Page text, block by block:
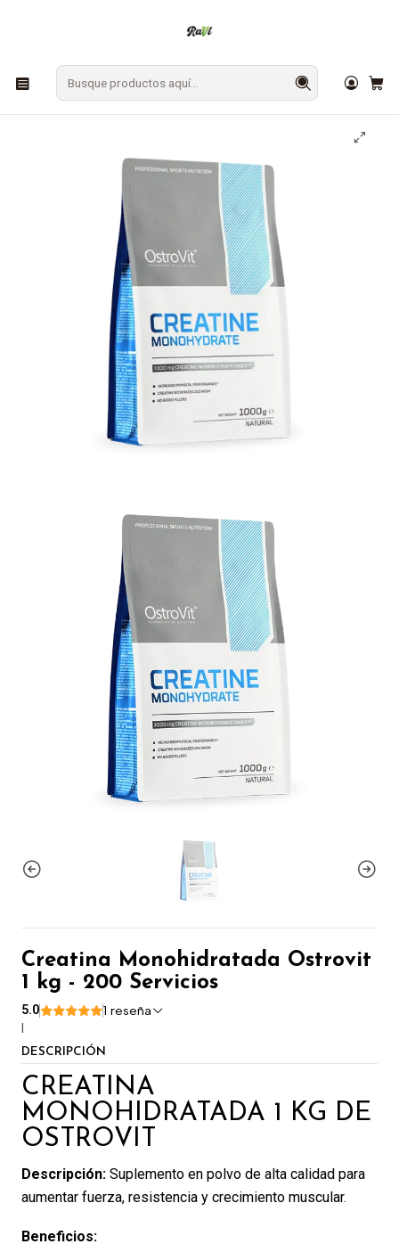
Creatina Monohidratada Ostrovit 1 kg - 200 Servicios
Creatina Monohidratada Ostrovit
1 kg - 200 Servicios
5.0 1 reseña
|
DESCRIPCIÓN
CREATINA
MONOHIDRATADA 1 KG DE
OSTROVIT
Descripción: Suplemento en polvo de alta calidad para
aumentar fuerza, resistencia y crecimiento muscular.
Beneficios: